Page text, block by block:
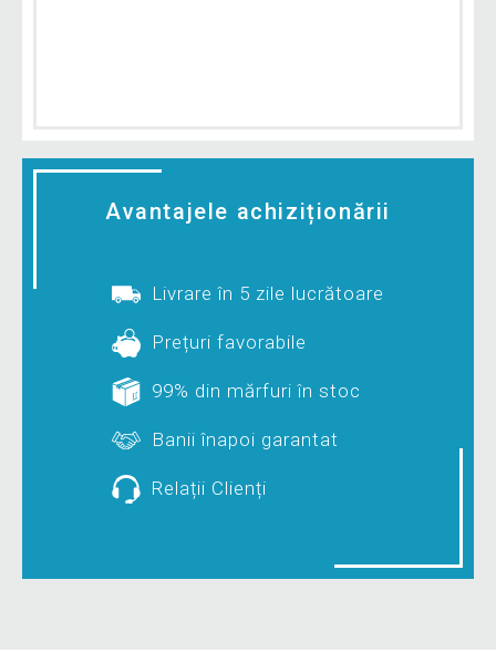
Avantajele achiziționării
Livrare în 5 zile lucrătoare
Prețuri favorabile
99% din mărfuri în stoc
Banii înapoi garantat
Relații Clienți